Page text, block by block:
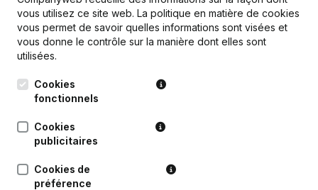
Publications
Date
22-02-2022
31-07-2020 Siège Social
vous utilisez ce site web. La politique en matière de cookies
vous permet de savoir quelles informations sont visées et
vous donne le contrôle sur la manière dont elles sont
utilisées.
Cookies
fonctionnels
Cookies
publicitaires
Cookies de
préférence